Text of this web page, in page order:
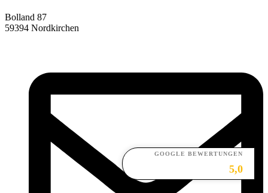
GOOGLE BEWERTUNGEN
5,0
Bolland 87
59394 Nordkirchen